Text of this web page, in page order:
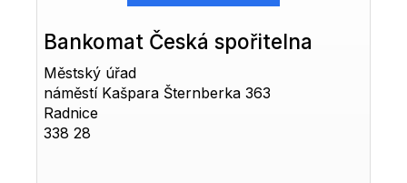
Bankomat Česká spořitelna
Městský úřad
náměstí Kašpara Šternberka 363
Radnice
338 28